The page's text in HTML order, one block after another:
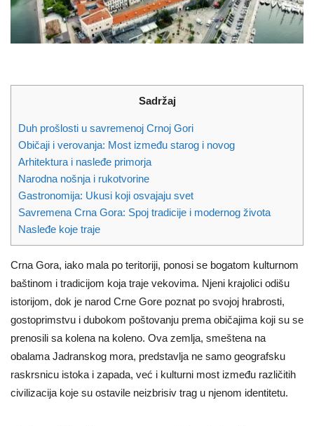
Sadržaj
Duh prošlosti u savremenoj Crnoj Gori
Običaji i verovanja: Most između starog i novog
Arhitektura i nasleđe primorja
Narodna nošnja i rukotvorine
Gastronomija: Ukusi koji osvajaju svet
Savremena Crna Gora: Spoj tradicije i modernog života
Nasleđe koje traje
Crna Gora, iako mala po teritoriji, ponosi se bogatom kulturnom
baštinom i tradicijom koja traje vekovima. Njeni krajolici odišu
istorijom, dok je narod Crne Gore poznat po svojoj hrabrosti,
gostoprimstvu i dubokom poštovanju prema običajima koji su se
prenosili sa kolena na koleno. Ova zemlja, smeštena na
obalama Jadranskog mora, predstavlja ne samo geografsku
raskrsnicu istoka i zapada, već i kulturni most između različitih
civilizacija koje su ostavile neizbrisiv trag u njenom identitetu.